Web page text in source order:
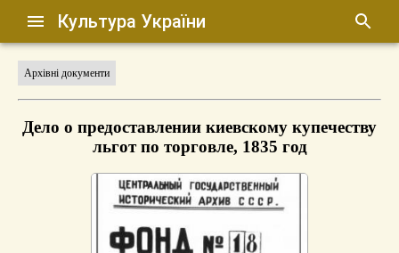
Культура України
Архівні документи
Дело о предоставлении киевскому купечеству
льгот по торговле, 1835 год